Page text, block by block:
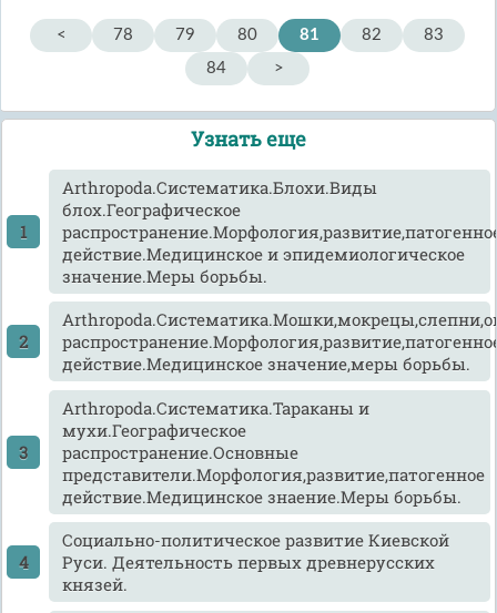
< 78 79 80 81 82
83
84
>
Узнать еще
Arthropoda.Систематика.Блохи.Виды
блох.Географическое
действие.Медицинское и эпидемиологическое
значение.Меры борьбы.
действие.Медицинское значение,меры борьбы.
Arthropoda.Систематика.Тараканы и
мухи.Географическое
распространение.Основные
представители.Морфология,развитие,патогенное
действие.Медицинское знаение.Меры борьбы.
Cоциально-политическое развитие Киевской
Руси. Деятельность первых древнерусских
князей.